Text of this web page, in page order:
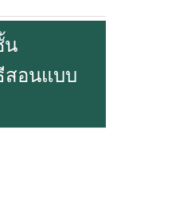
น
อนแบบ